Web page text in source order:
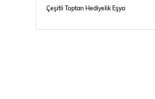
Çeşitli Toptan Hediyelik Eşya